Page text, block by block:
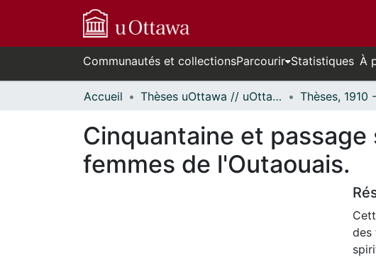
Communautés et collectionsParcourir Statistiques À
Accueil Thèses uOttawa // uOttawa Theses
Cinquantaine et
femmes de l'Outaouais.
des